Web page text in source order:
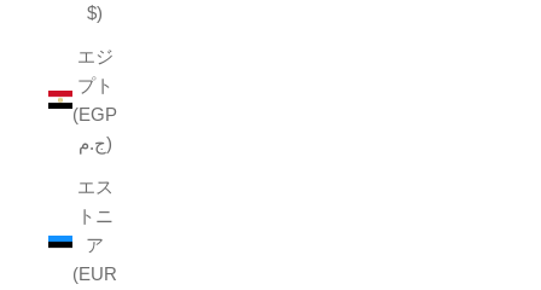
$)
エジ
プト
(EGP
ج.م)
エス
トニ
ア
(EUR